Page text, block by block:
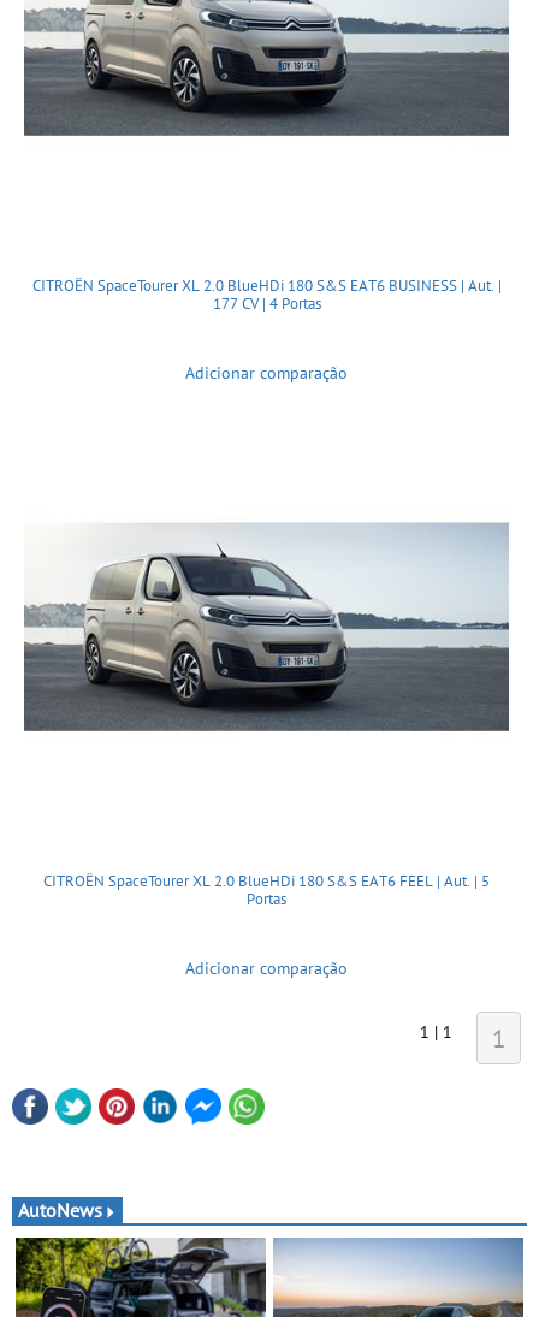
CITROËN SpaceTourer XL 2.0 BlueHDi 180 S&S EAT6 BUSINESS | Aut. |
177 CV | 4 Portas
Adicionar comparação
CITROËN SpaceTourer XL 2.0 BlueHDi 180 S&S EAT6 FEEL | Aut. | 5
Portas
Adicionar comparação
1 | 1 1
AutoNews